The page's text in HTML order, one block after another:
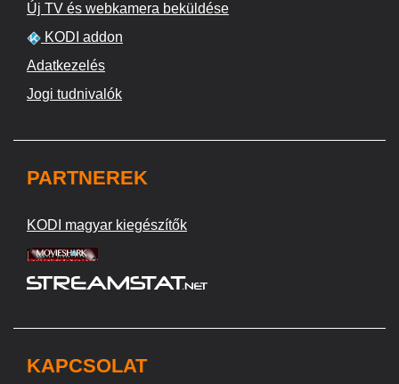
Új TV és webkamera beküldése
KODI addon
Adatkezelés
Jogi tudnivalók
PARTNEREK
KODI magyar kiegészítők
KAPCSOLAT